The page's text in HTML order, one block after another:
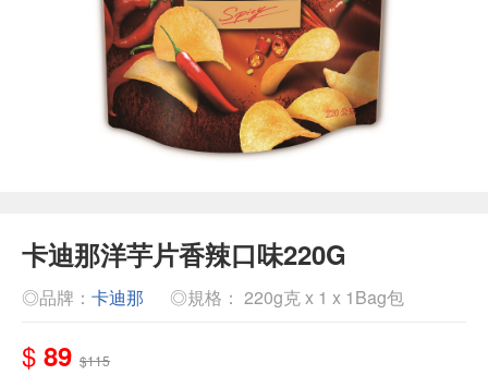
卡迪那洋芋片香辣口味220G
◎品牌： 卡迪那 ◎規格： 220g克 x 1 x 1Bag包
$ 89 $115